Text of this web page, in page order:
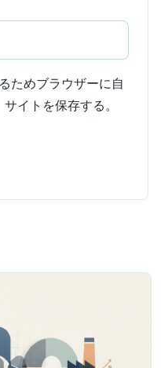
ためブラウザーに自
イトを保存する。